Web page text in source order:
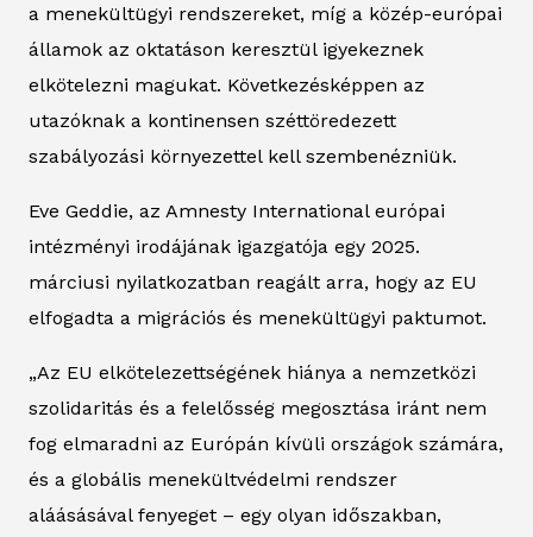
a menekültügyi rendszereket, míg a közép-európai
államok az oktatáson keresztül igyekeznek
elkötelezni magukat. Következésképpen az
utazóknak a kontinensen széttöredezett
szabályozási környezettel kell szembenézniük.
Eve Geddie, az Amnesty International európai
intézményi irodájának igazgatója egy 2025.
márciusi nyilatkozatban reagált arra, hogy az EU
elfogadta a migrációs és menekültügyi paktumot.
„Az EU elkötelezettségének hiánya a nemzetközi
szolidaritás és a felelősség megosztása iránt nem
fog elmaradni az Európán kívüli országok számára,
és a globális menekültvédelmi rendszer
aláásásával fenyeget – egy olyan időszakban,